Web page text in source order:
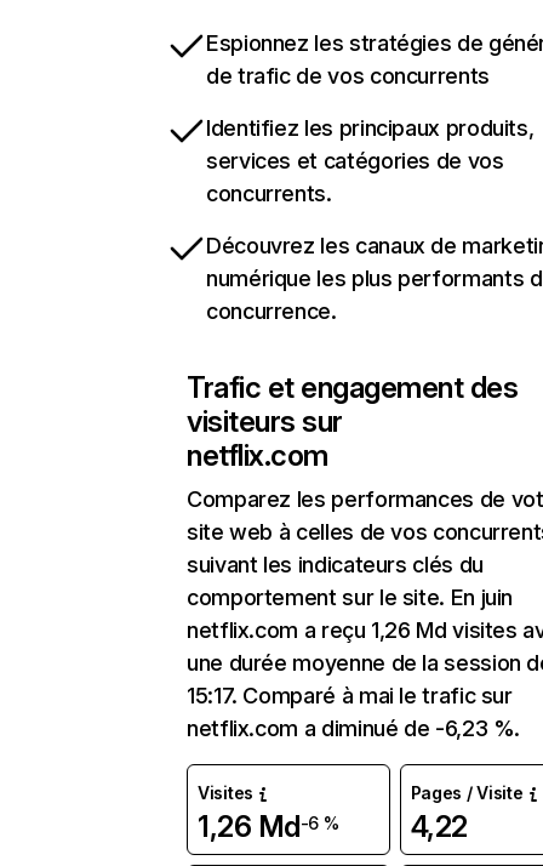
Espionnez les stratégies de
de trafic de vos concurrents
Identifiez les principaux produits,
services et catégories de vos
concurrents.
Découvrez les canaux de
numérique les plus performants
concurrence.
Trafic et engagement des
visiteurs sur
netflix.com
Comparez les performances de
site web à celles de vos
suivant les indicateurs clés du
comportement sur le site. En juin
netflix.com a reçu 1,26 Md visites
une durée moyenne de la session
15:17. Comparé à mai le trafic sur
netflix.com a diminué de -6,23 %.
Visites
1,26 Md-6 %
Pages / Visite
4,22